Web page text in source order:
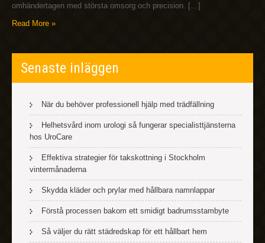
omhändertagen med största omsorg och precision. […]
Read More »
Senaste inläggen
När du behöver professionell hjälp med trädfällning
Helhetsvård inom urologi så fungerar specialisttjänsterna
hos UroCare
Effektiva strategier för takskottning i Stockholm
vintermånaderna
Skydda kläder och prylar med hållbara namnlappar
Förstå processen bakom ett smidigt badrumsstambyte
Så väljer du rätt städredskap för ett hållbart hem